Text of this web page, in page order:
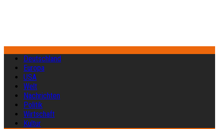
Deutschland
Europa
USA
Welt
Nachrichten
Politik
Wirtschaft
Kultur